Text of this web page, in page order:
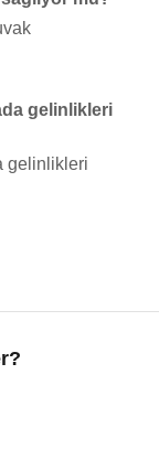
gelinlikleri
gelinlikleri